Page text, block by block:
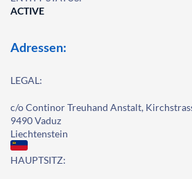
ACTIVE
Adressen:
LEGAL:
c/o Continor Treuhand Anstalt,
9490 Vaduz
Liechtenstein
HAUPTSITZ: